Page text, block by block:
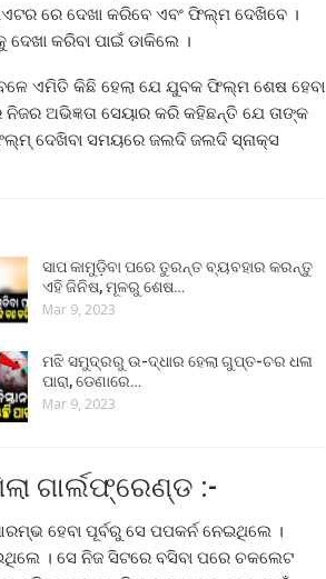
ରେ ଦେଖା କରିବେ ଏବଂ ଫିଲ୍ମ ଦେଖିବେ ।
କରିବା ପାଇଁ ଡାକିଲେ ।
ଏମିତି କିଛି ହେଲା ଯେ ଯୁବକ ଫିଲ୍ମ ଶେଷ ହେବା
ଅଭିଜ୍ଞତା ସେୟାର କରି କହିଛନ୍ତି ଯେ ତାଙ୍କ
ଦେଖିବା ସମୟରେ ଜଲଦି ଜଲଦି ସ୍ନାକ୍ସ
ସାପ କାମୁଡ଼ିବା ପରେ ତୁରନ୍ତ ବ୍ୟବହାର କରନ୍ତୁ
ଏହି ଜିନିଷ, ମୂଳରୁ ଶେଷ…
Mar 9, 2023
ମଝି ସମୁଦ୍ରରୁ ଉ-ଦ୍ଧାର ହେଲା ଗୁପ୍ତ-ଚର ଧଳା
ପାରା, ଡେଣାରେ…
Mar 9, 2023
ଗାର୍ଲଫ୍ରେଣ୍ଡ :-
ହେବା ପୂର୍ବରୁ ସେ ପପକର୍ନ ନେଇଥିଲେ ।
। ସେ ନିଜ ସିଟରେ ବସିବା ପରେ ଚକଲେଟ